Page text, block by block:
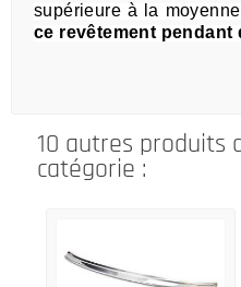
supérieure à la
ce revêtement pendant
10 autres produits
catégorie :